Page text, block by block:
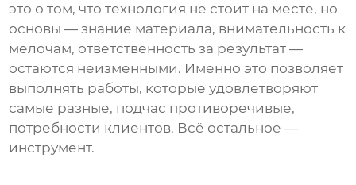
это о том, что технология не стоит на месте, но
основы — знание материала, внимательность к
мелочам, ответственность за результат —
остаются неизменными. Именно это позволяет
выполнять работы, которые удовлетворяют
самые разные, подчас противоречивые,
потребности клиентов. Всё остальное —
инструмент.